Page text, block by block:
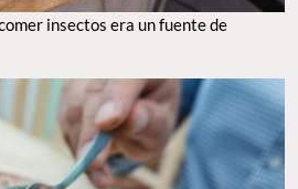
insectos era un fuente de